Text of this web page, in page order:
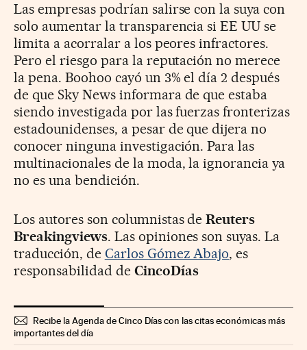
Las empresas podrían salirse con la suya con
solo aumentar la transparencia si EE UU se
limita a acorralar a los peores infractores.
Pero el riesgo para la reputación no merece
la pena. Boohoo cayó un 3% el día 2 después
de que Sky News informara de que estaba
siendo investigada por las fuerzas fronterizas
estadounidenses, a pesar de que dijera no
conocer ninguna investigación. Para las
multinacionales de la moda, la ignorancia ya
no es una bendición.
Los autores son columnistas de Reuters
Breakingviews. Las opiniones son suyas. La
traducción, de Carlos Gómez Abajo, es
responsabilidad deCincoDías
Recibe la Agenda de Cinco Días con las citas económicas más
importantes del día